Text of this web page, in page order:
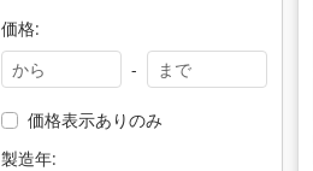
価格:
-
価格表示ありのみ
製造年: